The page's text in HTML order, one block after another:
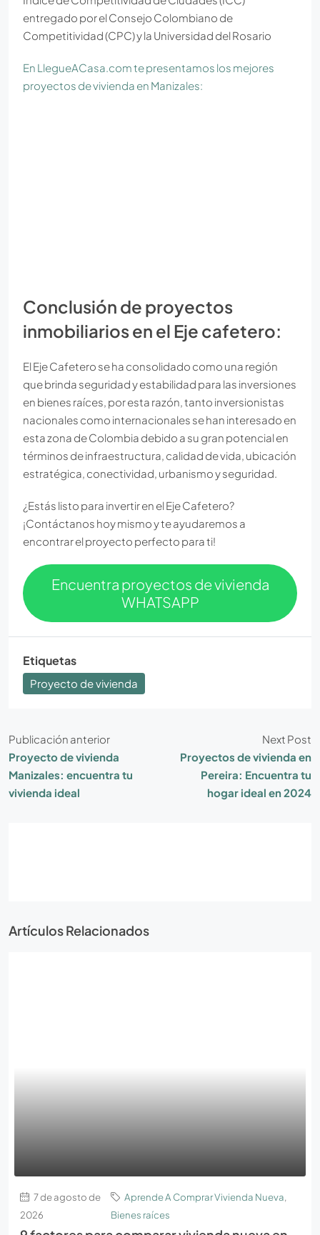
entregado por el Consejo Colombiano de
Competitividad (CPC) y la Universidad del Rosario
En LlegueACasa.com te presentamos los mejores
proyectos de vivienda en Manizales:
Conclusión de proyectos
inmobiliarios en el Eje cafetero:
El Eje Cafetero se ha consolidado como una región
que brinda seguridad y estabilidad para las inversiones
en bienes raíces, por esta razón, tanto inversionistas
nacionales como internacionales se han interesado en
esta zona de Colombia debido a su gran potencial en
términos de infraestructura, calidad de vida, ubicación
estratégica, conectividad, urbanismo y seguridad.
¿Estás listo para invertir en el Eje Cafetero?
¡Contáctanos hoy mismo y te ayudaremos a
encontrar el proyecto perfecto para ti!
Encuentra proyectos de vivienda
WHATSAPP
Etiquetas
Proyecto de vivienda
Publicación anterior
Proyecto de vivienda
Manizales: encuentra tu
vivienda ideal
Next Post
Proyectos de vivienda en
Pereira: Encuentra tu
hogar ideal en 2024
Artículos Relacionados
7 de agosto de
2026
Aprende A Comprar Vivienda Nueva,
Bienes raíces